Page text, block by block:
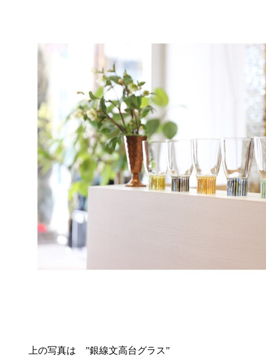
上の写真は ”銀線文高台グラス”